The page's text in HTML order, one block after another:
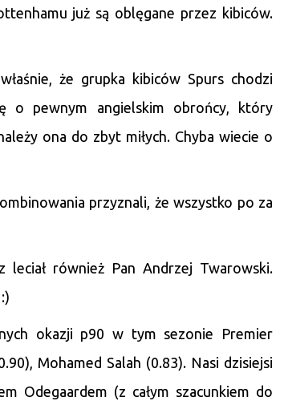
już są oblęgane przez kibiców.
że grupka kibiców Spurs chodzi
o pewnym angielskim obrońcy, który
ona do zbyt miłych. Chyba wiecie o
przyznali, że wszystko po za
leciał również Pan Andrzej Twarowski.
okazji p90 w tym sezonie Premier
Mohamed Salah (0.83). Nasi dzisiejsi
Odegaardem (z całym szacunkiem do